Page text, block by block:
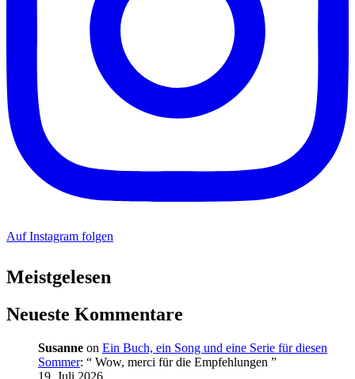
Auf Instagram folgen
Meistgelesen
Neueste Kommentare
Susanne on Ein Buch, ein Song und eine Serie für diesen
Sommer: “ Wow, merci für die Empfehlungen ”